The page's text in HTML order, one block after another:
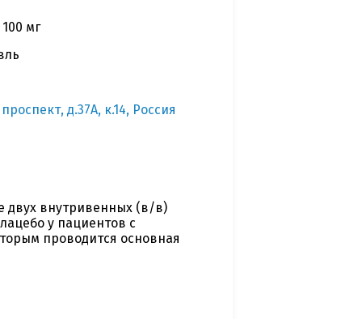
мг
д.37А, к.14, Россия
двух внутривенных (в/в)
у пациентов с
проводится основная